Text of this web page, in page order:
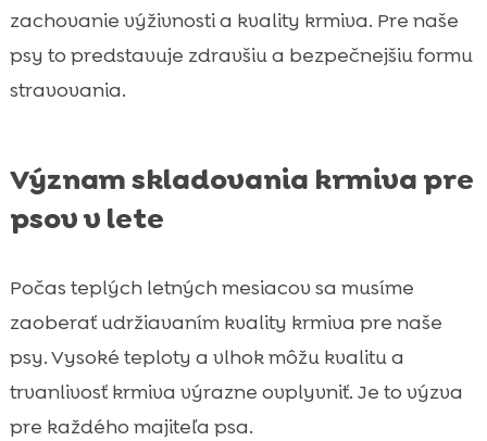
zachovanie výživnosti a kvality krmiva. Pre naše
psy to predstavuje zdravšiu a bezpečnejšiu formu
stravovania.
Význam skladovania krmiva pre
psov v lete
Počas teplých letných mesiacov sa musíme
zaoberať udržiavaním kvality krmiva pre naše
psy. Vysoké teploty a vlhok môžu kvalitu a
trvanlivosť krmiva výrazne ovplyvniť. Je to výzva
pre každého majiteľa psa.